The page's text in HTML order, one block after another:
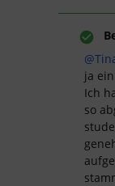
ja
Ich
so